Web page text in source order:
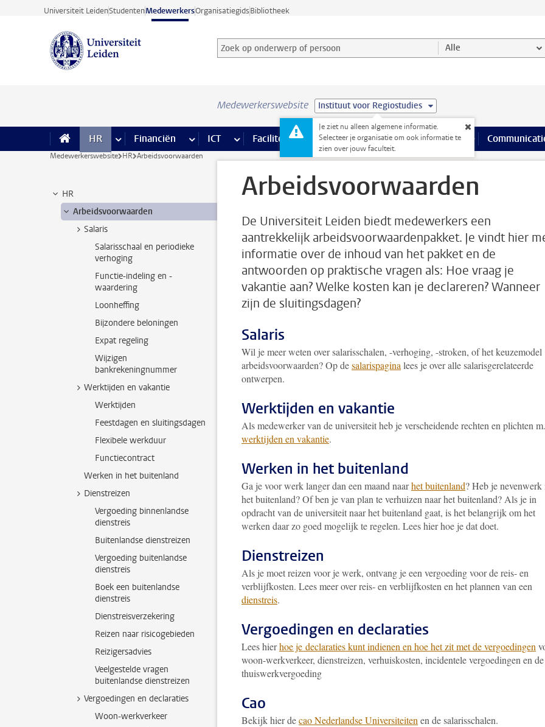
Ga direct naar de inhoud
Universiteit LeidenStudentenMedewerkersOrganisatiegidsBibliotheek
Zoek op onderwerp of persoon en selecteer categorie
Zoekterm Alle
Medewerkerswebsite Instituut voor Regiostudies
Je ziet nu alleen algemene informatie.
Selecteer je organisatie om ook informatie te
zien over jouw faculteit.
HR meer HR pagina’s
Financiën meer Financiën pagina’s
ICT meer ICT pagina’s
Faciliteiten meer Faciliteiten pagina’s
Onderwijs meer Onderwijs pagina’s
Onderzoek meer Onderzoek
Medewerkerswebsite HR Arbeidsvoorwaarden
HR
Arbeidsvoorwaarden
Salaris
Salarisschaal en periodieke
verhoging
Functie-indeling en -
waardering
Loonheffing
Bijzondere beloningen
Expat regeling
Wijzigen
bankrekeningnummer
Werktijden en vakantie
Werktijden
Feestdagen en sluitingsdagen
Flexibele werkduur
Functiecontract
Werken in het buitenland
Dienstreizen
Vergoeding binnenlandse
dienstreis
Buitenlandse dienstreizen
Vergoeding buitenlandse
dienstreis
Boek een buitenlandse
dienstreis
Dienstreisverzekering
Reizen naar risicogebieden
Reizigersadvies
Veelgestelde vragen
buitenlandse dienstreizen
Vergoedingen en declaraties
Woon-werkverkeer
Arbeidsvoorwaarden
De Universiteit Leiden biedt medewerkers een
aantrekkelijk arbeidsvoorwaardenpakket. Je vindt hier
informatie over de inhoud van het pakket en de
antwoorden op praktische vragen als: Hoe vraag je
vakantie aan? Welke kosten kan je declareren? Wanneer
zijn de sluitingsdagen?
Salaris
Wil je meer weten over salarisschalen, -verhoging, -stroken, of het keuzemodel
arbeidsvoorwaarden? Op desalarispagina lees je over alle salarisgerelateerde
ontwerpen.
Werktijden en vakantie
Als medewerker van de universiteit heb je verscheidende rechten en plichten
werktijden en vakantie.
Werken in het buitenland
Ga je voor werk langer dan een maand naarhet buitenland? Heb je nevenwerk
het buitenland? Of ben je van plan te verhuizen naar het buitenland? Als je in
opdracht van de universiteit naar het buitenland gaat, is het belangrijk om het
werken daar zo goed mogelijk te regelen. Lees hier hoe je dat doet.
Dienstreizen
Als je moet reizen voor je werk, ontvang je een vergoeding voor de reis- en
verblijfkosten. Lees meer over reis- en verblijfkosten en het plannen van een
dienstreis.
Vergoedingen en declaraties
Lees hierhoe je declaraties kunt indienen en hoe het zit met de vergoedingen
woon-werkverkeer, dienstreizen, verhuiskosten, incidentele vergoedingen en de
thuiswerkvergoeding
Cao
Bekijk hier decao Nederlandse Universiteiten en de salarisschalen.